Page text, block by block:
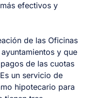
efectivos y
de las Oficinas
y que
de las cuotas
un servicio de
hipotecario para